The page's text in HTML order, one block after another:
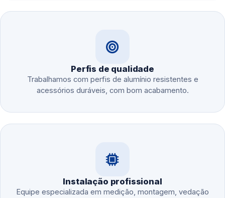
Perfis de qualidade
Trabalhamos com perfis de alumínio resistentes e
acessórios duráveis, com bom acabamento.
Instalação profissional
Equipe especializada em medição, montagem, vedação